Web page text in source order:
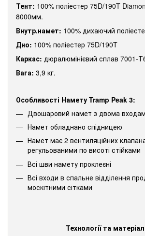
Тент: 100% поліестер 75D/190T
8000мм.
Внутр.намет: 100% дихаючий
Дно: 100% поліестер 75D/190T
Каркас: дюралюмінієвий сплав 7001-
Вага: 3,9 кг.
Особливості Намету Tramp Peak 3:
Двошаровий намет з двома
Намет обладнано спідницею
Намет має 2 вентиляційних
регульованими по висоті стійками
Всі шви намету проклеєні
Всі входи в спальне відділення
москітними сітками
Технології та